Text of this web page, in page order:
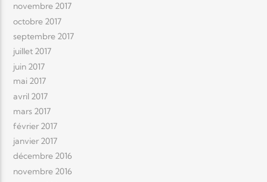
novembre 2017
octobre 2017
septembre 2017
juillet 2017
juin 2017
mai 2017
avril 2017
mars 2017
février 2017
janvier 2017
décembre 2016
novembre 2016